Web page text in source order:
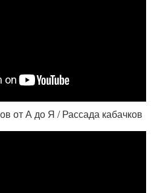
от А до Я / Рассада кабачков